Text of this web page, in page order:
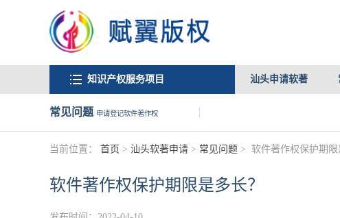
知识产权服务项目 汕头申请软著
常见问题 申请登记软件著作权
当前位置： 首页 > 汕头软著申请 > 常见问题 > 软件著作权保护期限
软件著作权保护期限是多长？